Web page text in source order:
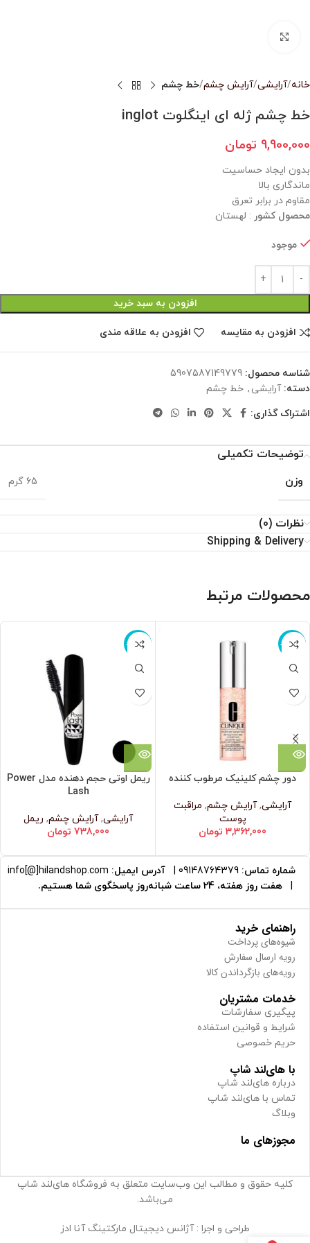
خانه آرایشی آرایش چشم خط چشم
خط چشم ژله ای اینگلوت inglot
9,900,000 تومان
بدون ایجاد حساسیت
ماندگاری بالا
مقاوم در برابر تعرق
محصول کشور : لهستان
موجود
افزودن به سبد خرید
افزودن به مقایسه افزودن به علاقه مندی
شناسه محصول: 5907587149779
دسته: آرایشی , خط چشم
اشتراک گذاری:
توضیحات تکمیلی
وزن
65 گرم
نظرات (0)
Shipping & Delivery
محصولات مرتبط
ناموجود
دور چشم کلینیک مرطوب کننده
آرایشی,آرایش چشم, مراقبت
پوست
3,362,000 تومان
ناموجود
ریمل اوتی حجم دهنده مدل Power
Lash
آرایشی,آرایش چشم, ریمل
738,000 تومان
شماره تماس: 09148764379
| آدرس ایمیل: info[@]hilandshop.com
|
هفت روز هفته، 24 ساعت شبانه‌روز پاسخگوی شما هستیم.
راهنمای خرید
شیوه‌های پرداخت
رویه ارسال سفارش
رویه‌های بازگرداندن کالا
خدمات مشتریان
پیگیری سفارشات
شرایط و قوانین استفاده
حریم خصوصی
با های‌لند شاپ
درباره های‌لند شاپ
تماس با های‌لند شاپ
وبلاگ
مجوزهای ما
کلیه حقوق و مطالب این وب‌سایت متعلق به فروشگاه های‌لند شاپ
می‌باشد.
طراحی و اجرا : آژانس دیجیتال مارکتینگ آنا ادز